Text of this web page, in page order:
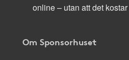
online – utan att det
Om Sponsorhuset